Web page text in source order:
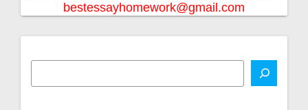
bestessayhomework@gmail.com